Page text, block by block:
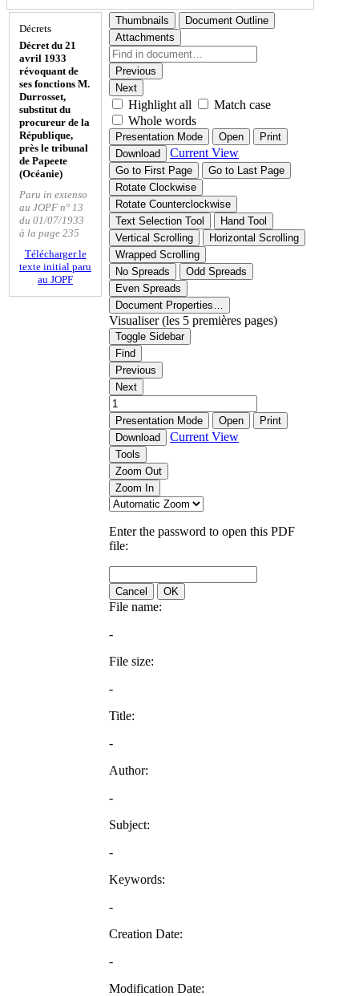
Décrets
Décret du 21
avril 1933
révoquant de
ses fonctions M.
Durrosset,
substitut du
procureur de la
République,
près le tribunal
de Papeete
(Océanie)
Paru in extenso
au JOPF n° 13
du 01/07/1933
à la page 235
Télécharger le
texte initial paru
au JOPF
Thumbnails
Document Outline
Attachments
Previous
Next
Highlight all
Match case
Whole words
Presentation Mode Open
Print
Download
Current View
Go to First Page
Go to Last Page
Rotate Clockwise
Rotate Counterclockwise
Text Selection Tool
Hand Tool
Vertical Scrolling
Horizontal Scrolling
Wrapped Scrolling
No Spreads
Odd Spreads
Even Spreads
Document Properties…
Visualiser (les 5 premières pages)
Toggle Sidebar
Find
Previous
Next
Presentation Mode Open
Print
Download
Current View
Tools
Zoom Out
Zoom In
Enter the password to open this PDF
file:
Cancel OK
File name:
-
File size:
-
Title:
-
Author:
-
Subject:
-
Keywords:
-
Creation Date:
-
Modification Date: